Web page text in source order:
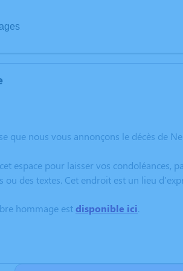
que nous vous annonçons le décès de
espace pour laisser vos condoléances,
ou des textes. Cet endroit est un lieu
hommage estdisponible ici.